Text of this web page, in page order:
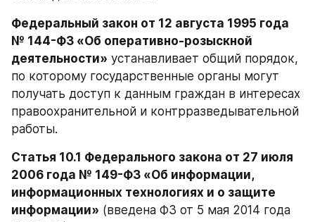
Федеральный закон от 12 августа 1995 года
№ 144-ФЗ «Об оперативно-розыскной
деятельности» устанавливает общий порядок,
по которому государственные органы могут
получать доступ к данным граждан в интересах
правоохранительной и контрразведывательной
работы.
Статья 10.1 Федерального закона от 27 июля
2006 года № 149-ФЗ «Об информации,
информационных технологиях и о защите
информации» (введена ФЗ от 5 мая 2014 года